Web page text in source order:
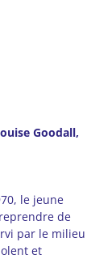
Goodall,
le jeune
de
par le milieu
et